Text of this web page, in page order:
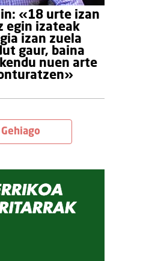
«18 urte izan
egin izateak
izan zuela
gaur, baina
nuen arte
Gehiago